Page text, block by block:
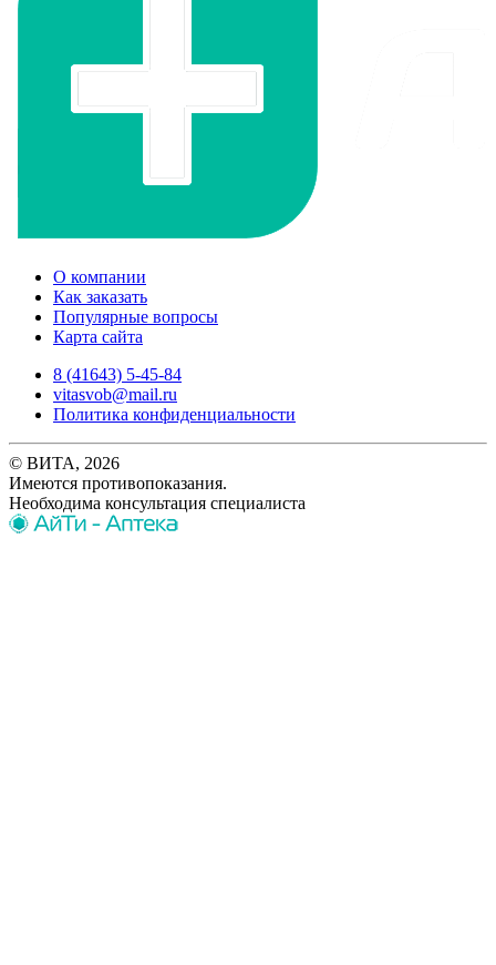
О компании
Как заказать
Популярные вопросы
Карта сайта
8 (41643) 5-45-84
vitasvob@mail.ru
Политика конфиденциальности
© ВИТА, 2026
Имеются противопоказания.
Необходима консультация специалиста